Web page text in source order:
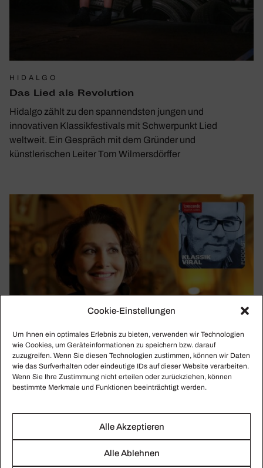
Cookie-Einstellungen
Um Ihnen ein optimales Erlebnis zu bieten, verwenden wir Technologien
wie Cookies, um Geräteinformationen zu speichern bzw. darauf
zuzugreifen. Wenn Sie diesen Technologien zustimmen, können wir Daten
wie das Surfverhalten oder eindeutige IDs auf dieser Website verarbeiten.
Wenn Sie Ihre Zustimmung nicht erteilen oder zurückziehen, können
bestimmte Merkmale und Funktionen beeinträchtigt werden.
Alle Akzeptieren
Alle Ablehnen
HIDALGO
Das Lied als Revo­lu­tion
Hidalgo zählt zu den spannendsten jungen und
innovativen Klassikfestivals mit Schwerpunkt Lied
weltweit. Ein Gespräch mit dem Gründer und
künstlerischen Leiter Tom Wilmersdörffer